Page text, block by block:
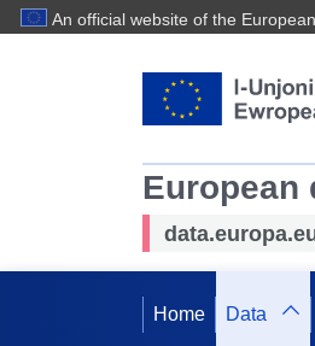
An official website of the
European
Home Data